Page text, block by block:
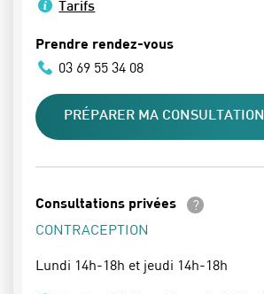
Tarifs
Prendre rendez-vous
03 69 55 34 08
PRÉPARER MA CONSULTATION
Consultations privées En savoir plus
CONTRACEPTION
Lundi 14h-18h et jeudi 14h-18h